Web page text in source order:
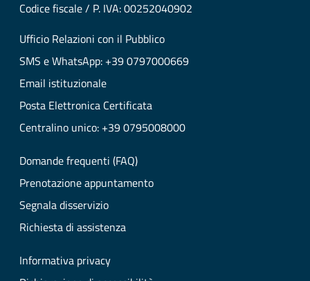
Codice fiscale / P. IVA: 00252040902
Ufficio Relazioni con il Pubblico
SMS e WhatsApp: +39 0797000669
Email istituzionale
Posta Elettronica Certificata
Centralino unico: +39 0795008000
Domande frequenti (FAQ)
Prenotazione appuntamento
Segnala disservizio
Richiesta di assistenza
Informativa privacy